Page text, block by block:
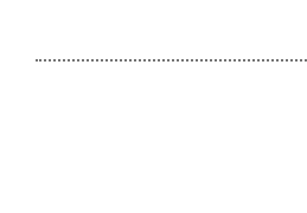
1 día a la semana